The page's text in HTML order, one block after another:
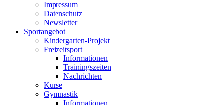
Impressum
Datenschutz
Newsletter
Sportangebot
Kindergarten-Projekt
Freizeitsport
Informationen
Trainingszeiten
Nachrichten
Kurse
Gymnastik
Informationen